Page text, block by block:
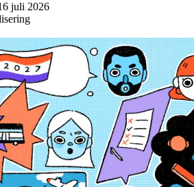
juli 2026